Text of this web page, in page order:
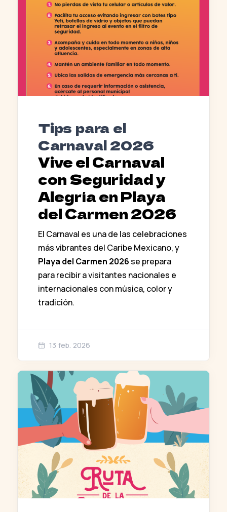
Tips para el
Carnaval 2026
Vive el Carnaval
con Seguridad y
Alegría en Playa
del Carmen 2026
El Carnaval es una de las celebraciones
más vibrantes del Caribe Mexicano, y
Playa del Carmen 2026se prepara
para recibir a visitantes nacionales e
internacionales con música, color y
tradición.
13 feb. 2026